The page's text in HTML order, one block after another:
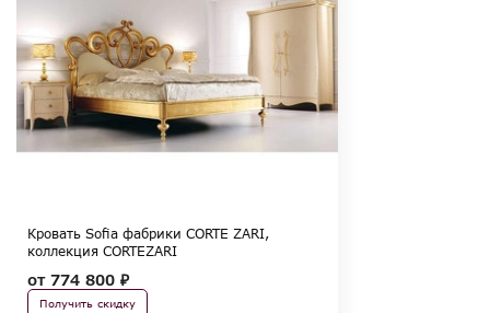
Кровать Sofia фабрики CORTE ZARI,
коллекция CORTEZARI
от774 800 ₽
Получить скидку